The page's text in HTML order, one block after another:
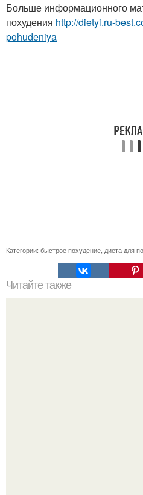
Больше информационного
похудения http://dietyi.ru-
pohudeniya
Категории: быстрое похудение диета для
Читайте также